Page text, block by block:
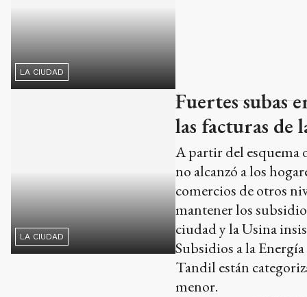
A partir del esquema
no alcanzó a los
comercios de otros
mantener los
ciudad y la Usina
Subsidios a la
Tandil están
menor.
Ads